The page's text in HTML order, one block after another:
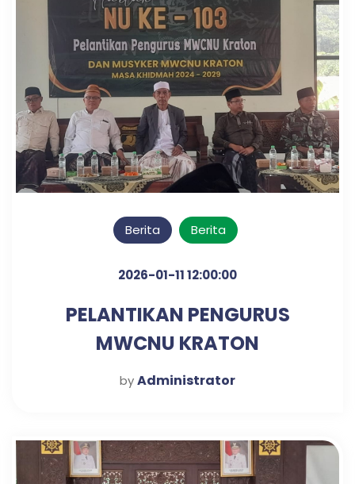
Berita Berita
2026-01-11 12:00:00
PELANTIKAN PENGURUS
MWCNU KRATON
byAdministrator